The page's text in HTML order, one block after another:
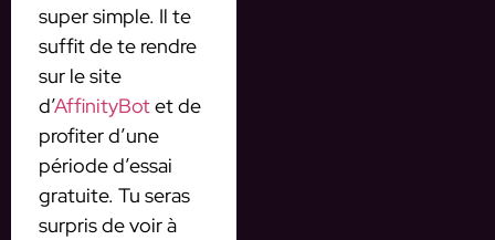
super simple. Il te
suffit de te rendre
sur le site
d’AffinityBotet de
profiter d’une
période d’essai
gratuite. Tu seras
surpris de voir à